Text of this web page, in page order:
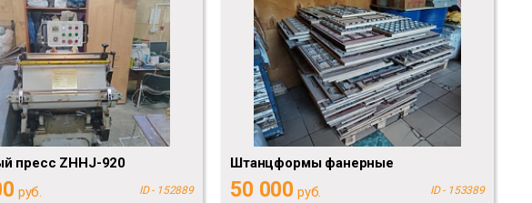
пресс ZHHJ-920
руб. ID - 152889
Штанцформы фанерные
50 000 руб. ID - 153389